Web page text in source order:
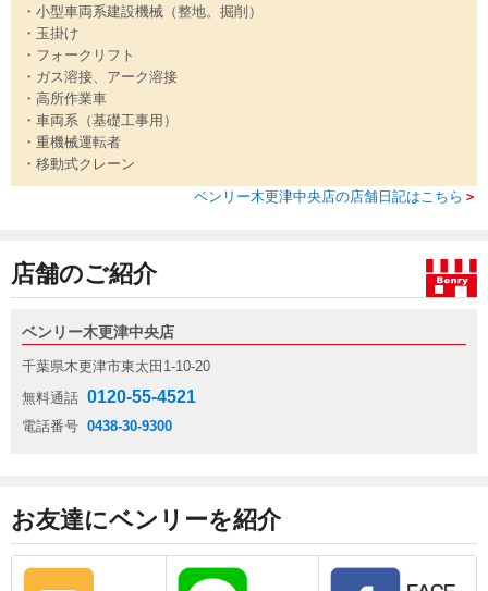
・小型車両系建設機械（整地。掘削）
・玉掛け
・フォークリフト
・ガス溶接、アーク溶接
・高所作業車
・車両系（基礎工事用）
・重機械運転者
・移動式クレーン
ベンリー木更津中央店の店舗日記はこちら ＞
店舗のご紹介
ベンリー木更津中央店
千葉県木更津市東太田1-10-20
無料通話 0120-55-4521
電話番号 0438-30-9300
お友達にベンリーを紹介